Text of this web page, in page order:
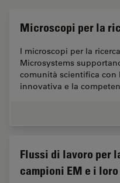
Microscopi per la
I microscopi per la
Microsystems
comunità scientifica con
innovativa e la
Flussi di lavoro per
campioni EM e i loro